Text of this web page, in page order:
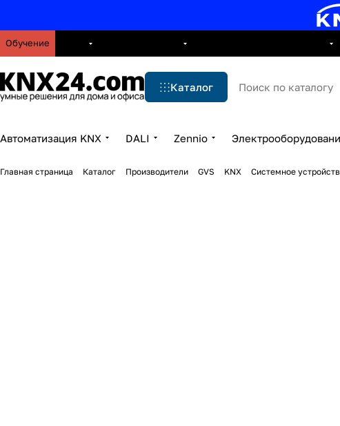
Обучение
Каталог
Автоматизация KNX DALI Zennio
Главная страница Каталог Производители GVS KNX Системное